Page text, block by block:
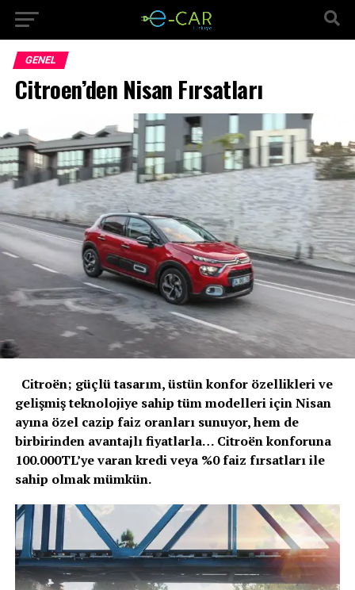
GENEL
Citroen’den Nisan Fırsatları
Citroën; güçlü tasarım, üstün konfor özellikleri ve
gelişmiş teknolojiye sahip tüm modelleri için Nisan
ayına özel cazip faiz oranları sunuyor, hem de
birbirinden avantajlı fiyatlarla… Citroën konforuna
100.000TL’ye varan kredi veya %0 faiz fırsatları ile
sahip olmak mümkün.